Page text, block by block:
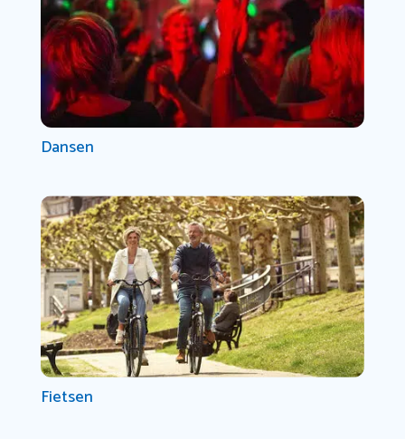
Dansen
Fietsen